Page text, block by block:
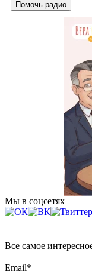
Помочь радио
Мы в соцсетях
Все самое
Email*